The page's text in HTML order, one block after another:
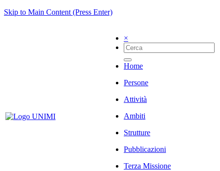
Skip to Main Content (Press Enter)
×
Home
Persone
Attività
Ambiti
Strutture
Pubblicazioni
Terza Missione